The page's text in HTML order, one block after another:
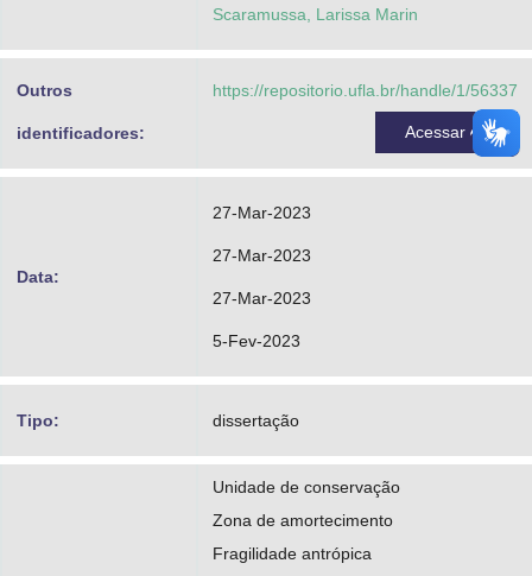
Scaramussa, Larissa Marin
Outros
identificadores:
https://repositorio.ufla.br/handle/1/56337
Acessar
Data:
27-Mar-2023
27-Mar-2023
27-Mar-2023
5-Fev-2023
Tipo: dissertação
Unidade de conservação
Zona de amortecimento
Fragilidade antrópica